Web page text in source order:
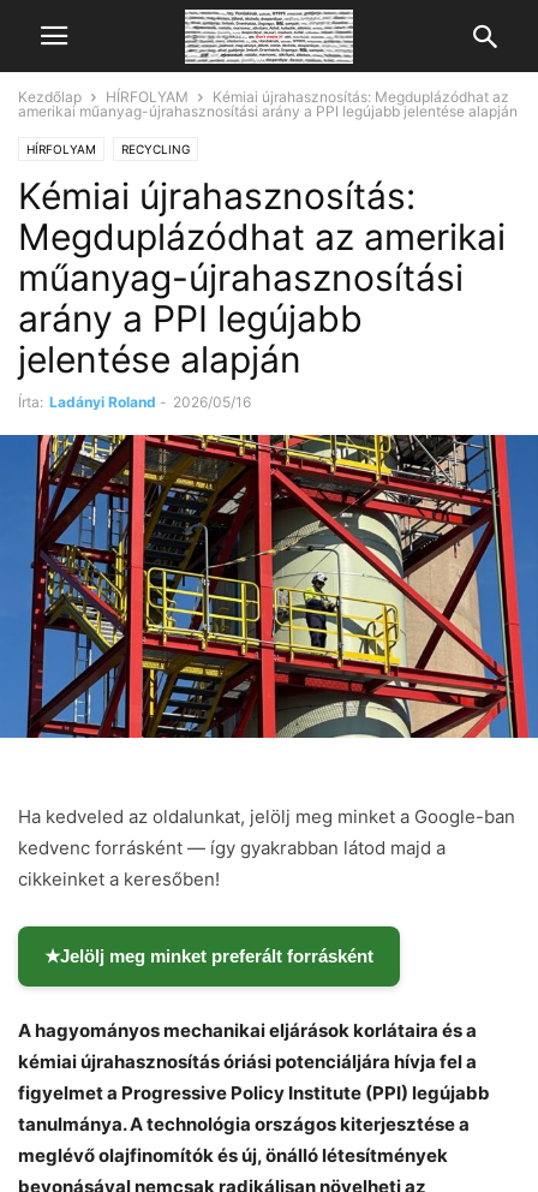
Kezdőlap HÍRFOLYAM
Kémiai újrahasznosítás: Megduplázódhat az
amerikai műanyag-újrahasznosítási arány a PPI legújabb jelentése alapján
HÍRFOLYAM RECYCLING
Kémiai újrahasznosítás:
Megduplázódhat az amerikai
műanyag-újrahasznosítási
arány a PPI legújabb
jelentése alapján
Írta: Ladányi Roland - 2026/05/16
Ha kedveled az oldalunkat, jelölj meg minket a Google-ban
kedvenc forrásként — így gyakrabban látod majd a
cikkeinket a keresőben!
★Jelölj meg minket preferált forrásként
A hagyományos mechanikai eljárások korlátaira és a
kémiai újrahasznosítás óriási potenciáljára hívja fel a
figyelmet a Progressive Policy Institute (PPI) legújabb
tanulmánya. A technológia országos kiterjesztése a
meglévő olajfinomítók és új, önálló létesítmények
bevonásával nemcsak radikálisan növelheti az